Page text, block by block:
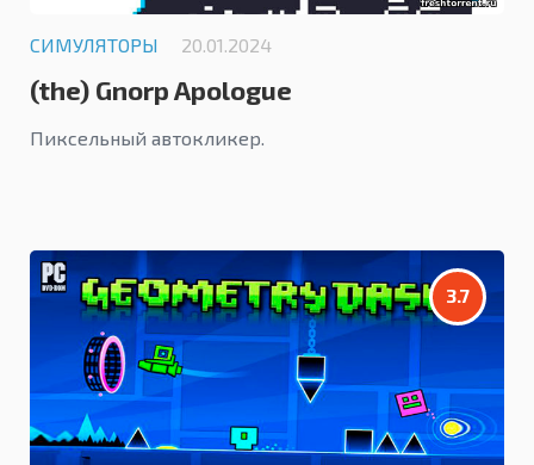
СИМУЛЯТОРЫ 20.01.2024
(the) Gnorp Apologue
Пиксельный автокликер.
3.7